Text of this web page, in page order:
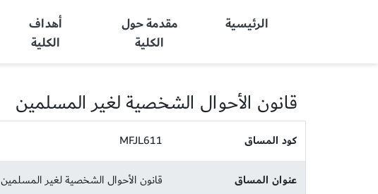
Ajman University
الرئيسية
مقدمة حول
الكلية
أهداف
الكلية
قانون الأحوال الشخصية لغير المسلمين
كود المساق MFJL611
عنوان المساق قانون الأحوال الشخصية لغير المسلمين